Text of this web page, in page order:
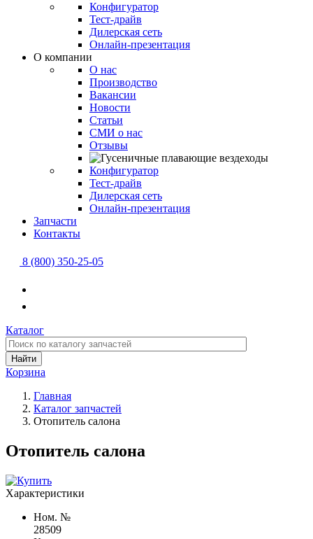
Конфигуратор
Тест-драйв
Дилерская сеть
Онлайн-презентация
О компании
О нас
Производство
Вакансии
Новости
Статьи
СМИ о нас
Отзывы
Конфигуратор
Тест-драйв
Дилерская сеть
Онлайн-презентация
Запчасти
Контакты
8 (800) 350-25-05
Каталог
Найти
Корзина
Главная
Каталог запчастей
Отопитель салона
Отопитель салона
Характеристики
Ном. №
28509